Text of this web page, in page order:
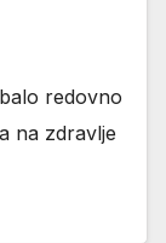
redovno
na zdravlje